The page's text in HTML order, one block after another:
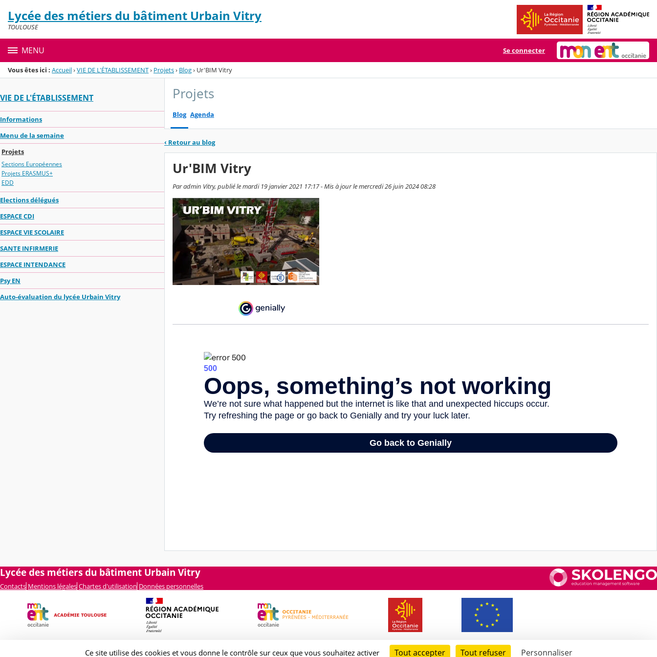
Menu de la rubrique
Contenu
Lycée des métiers du bâtiment Urbain Vitry
TOULOUSE
MENU Se connecter
Vous êtes ici : Accueil›VIE DE L'ÉTABLISSEMENT› Projets› Blog› Ur'BIM Vitry
VIE DE L'ÉTABLISSEMENT
Informations
Menu de la semaine
Projets
Sections Européennes
Projets ERASMUS+
EDD
Elections délégués
ESPACE CDI
ESPACE VIE SCOLAIRE
SANTE INFIRMERIE
ESPACE INTENDANCE
Psy EN
Auto-évaluation du lycée Urbain Vitry
Projets
Blog Agenda
‹ Retour au blog
Ur'BIM Vitry
Par admin Vitry, publié le mardi 19 janvier 2021 17:17 - Mis à jour le mercredi 26 juin 2024 08:28
Lycée des métiers du bâtiment Urbain Vitry
Contacts Mentions légales Chartes d'utilisation Données personnelles
Ce site utilise des cookies et vous donne le contrôle sur ceux que vous souhaitez activer Tout accepter Tout refuser Personnaliser